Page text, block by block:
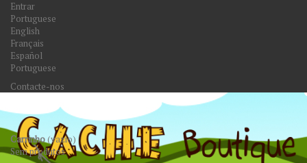
Entrar
Portuguese
English
Français
Español
Portuguese
Contacte-nos
Carrinho(vazio)
Sem produtos